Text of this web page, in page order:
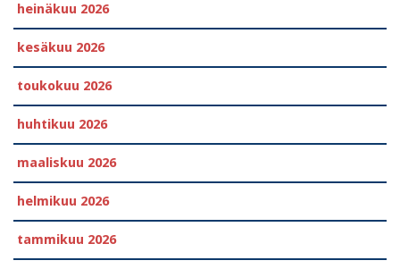
heinäkuu 2026
kesäkuu 2026
toukokuu 2026
huhtikuu 2026
maaliskuu 2026
helmikuu 2026
tammikuu 2026